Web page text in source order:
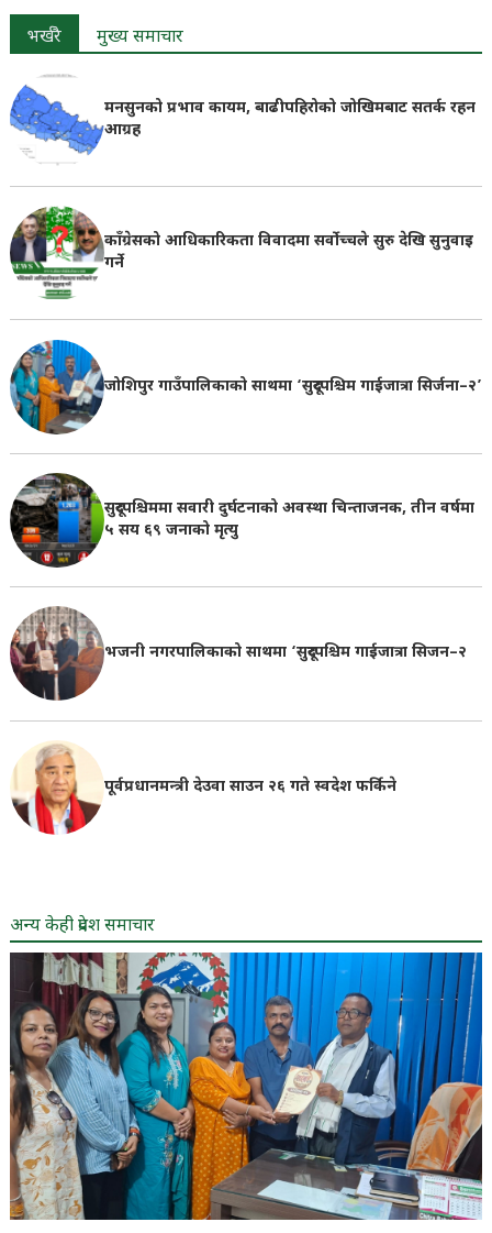
भर्खरै मुख्य समाचार
मनसुनको प्रभाव कायम, बाढीपहिरोको जोखिमबाट सतर्क रहन
आग्रह
काँग्रेसको आधिकारिकता विवादमा सर्वोच्चले सुरु देखि सुनुवाइ
गर्ने
जोशिपुर गाउँपालिकाको साथमा ‘सुदूरपश्चिम गाईजात्रा सिर्जना–२’
सुदूरपश्चिममा सवारी दुर्घटनाको अवस्था चिन्ताजनक, तीन वर्षमा
५ सय ६९ जनाको मृत्यु
भजनी नगरपालिकाको साथमा ‘सुदूरपश्चिम गाईजात्रा सिजन–२
पूर्वप्रधानमन्त्री देउवा साउन २६ गते स्वदेश फर्किने
अन्य केही प्रदेश समाचार